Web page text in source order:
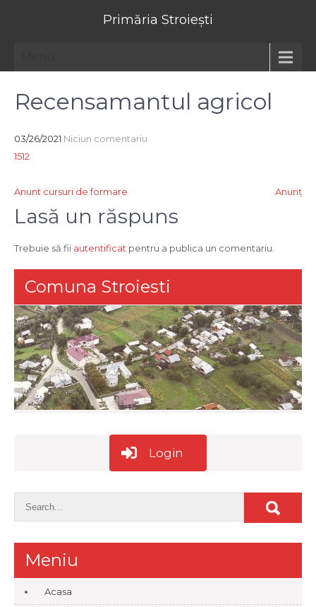
Primăria Stroiești
Recensamantul agricol
03/26/2021 Niciun comentariu
1512
Navigare
în
Anunt cursuri de formare Anunţ
Lasă un răspuns
Trebuie să fii autentificat pentru a publica un comentariu.
Comuna Stroiesti
Login
Meniu
Acasa